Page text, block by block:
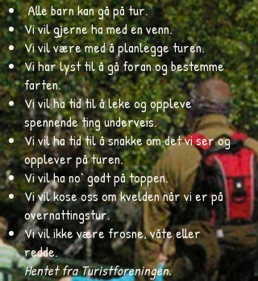
Alle barn kan gå på tur.
Vi vil gjerne ha med en venn.
Vi vil være med å planlegge turen.
Vi har lyst til å gå foran og bestemme
farten.
Vi vil ha tid til å leke og oppleve
spennende ting underveis.
Vi vil ha tid til å snakke om det vi ser og
opplever på turen.
Vi vil ha no` godt på toppen.
Vi vil kose oss om kvelden når vi er på
overnattingstur.
Vi vil ikke være frosne, våte eller
redde.
Hentet fra Turistforeningen.